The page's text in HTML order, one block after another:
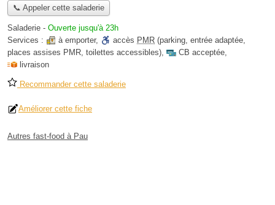
📞 Appeler cette saladerie
Saladerie - Ouverte jusqu'à 23h
Services :
à emporter, accès PMR (parking, entrée adaptée,
places assises PMR, toilettes accessibles), CB acceptée,
livraison
Recommander cette saladerie
Améliorer cette fiche
Autres fast-food à Pau